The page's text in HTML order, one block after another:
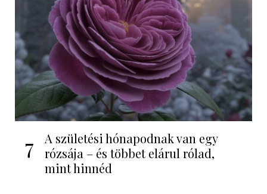
7
A születési hónapodnak van egy
rózsája – és többet elárul rólad,
mint hinnéd